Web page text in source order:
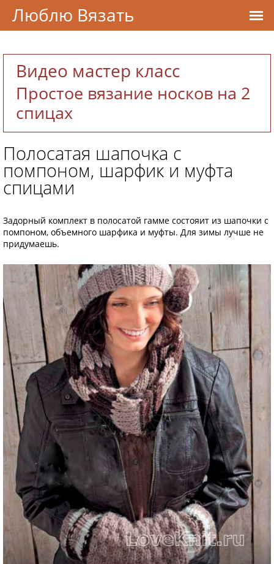
Видео мастер класс
Простое вязание носков на 2
спицах
Полосатая шапочка с
помпоном, шарфик и муфта
спицами
Задорный комплект в полосатой гамме состояит из шапочки с
помпоном, объемного шарфика и муфты. Для зимы лучше не
придумаешь.
Люблю Вязать